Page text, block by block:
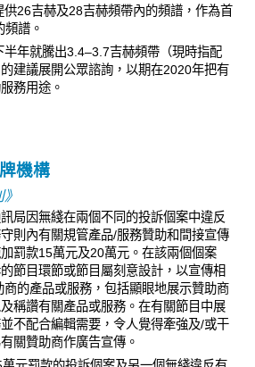
26吉赫及28吉赫頻帶內的頻譜，作為首
譜。
年就騰出3.4–3.7吉赫頻帶（現時指配
建議展開公眾諮詢，以期在2020年把有
務用途。
機構
局因無綫在兩個不同的投訴個案中違反
則內有關規管產品/服務贊助和間接宣傳
罰款15萬元及20萬元。在該兩個個案
節目環節或節目屬刻意設計，以宣傳相
商的產品或服務，包括顯眼地展示贊助商
稱讚有關產品或服務。在有關節目中展
不配合編輯需要，令人覺得牽強及/或干
關贊助商作廣告宣傳。